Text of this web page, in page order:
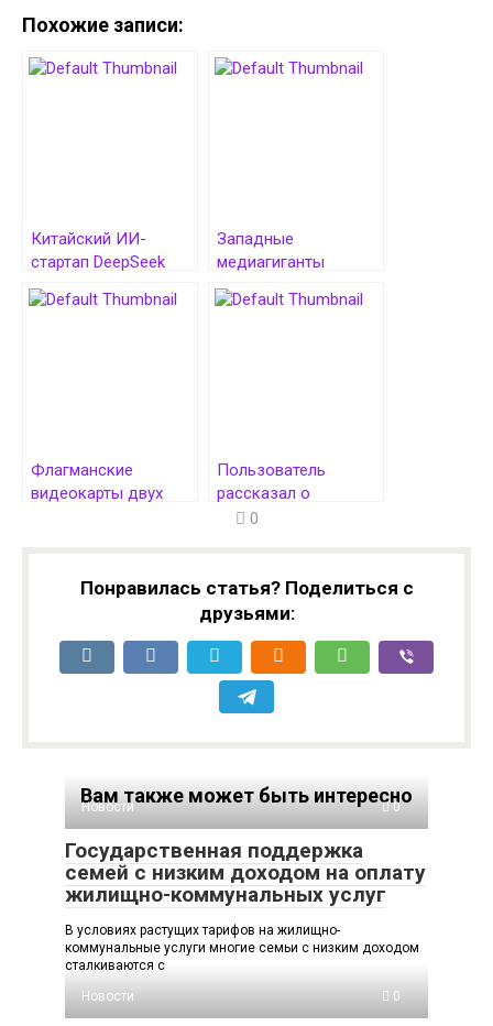
Похожие записи:
Китайский ИИ-
стартап DeepSeek
опередил ChatGPT
по загрузкам в App
Западные
медиагиганты
«атаковали» ИИ-
стартап Cohere
Флагманские
видеокарты двух
12 играх в 4K
Пользователь
рассказал о
прошивке BIOS,
0
Понравилась статья? Поделиться с
друзьями:
Вам также может быть интересно
Новости 0
Государственная поддержка
семей с низким доходом на оплату
жилищно-коммунальных услуг
В условиях растущих тарифов на жилищно-
коммунальные услуги многие семьи с низким доходом
сталкиваются с
Новости
0